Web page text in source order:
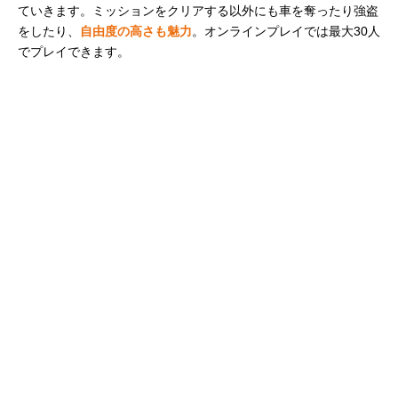
ていきます。ミッションをクリアする以外にも車を奪ったり強盗
をしたり、
自由度の高さも魅力。オンラインプレイでは最大30人
でプレイできます。